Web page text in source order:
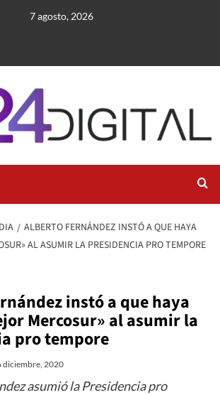
7 agosto, 2026
ALBERTO FERNÁNDEZ INSTÓ A QUE HAYA
AL ASUMIR LA PRESIDENCIA PRO TEMPORE
instó a que haya
Mercosur» al asumir la
pro tempore
diciembre, 2020
asumió la Presidencia pro